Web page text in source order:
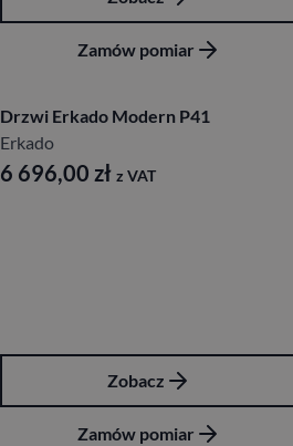
Zamów pomiar
Drzwi Erkado Modern P41
Erkado
6 696,00 zł z VAT
Zobacz
Zamów pomiar